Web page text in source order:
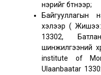
нэрийг бүтнээр;
Байгууллагын
хэлээр (
13302,
шинжилгээний
institute of
Ulaanbaatar